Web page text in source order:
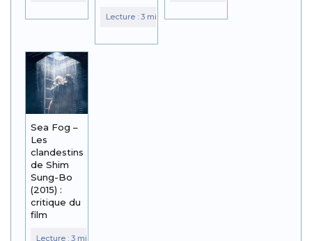
Sea Fog –
Les
clandestins
de Shim
Sung-Bo
(2015) :
critique du
film